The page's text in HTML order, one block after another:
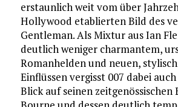
erstaunlich weit vom über
Hollywood etablierten Bild des
Gentleman. Als Mixtur aus Ian
deutlich weniger charmantem,
Romanhelden und neuen,
Einflüssen vergisst 007 dabei
Blick auf seinen zeitgenössischen